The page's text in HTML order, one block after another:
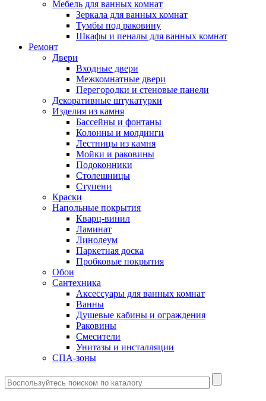
Мебель для ванных комнат
Зеркала для ванных комнат
Тумбы под раковину
Шкафы и пеналы для ванных комнат
Ремонт
Двери
Входные двери
Межкомнатные двери
Перегородки и стеновые панели
Декоративные штукатурки
Изделия из камня
Бассейны и фонтаны
Колонны и молдинги
Лестницы из камня
Мойки и раковины
Подоконники
Столешницы
Ступени
Краски
Напольные покрытия
Кварц-винил
Ламинат
Линолеум
Паркетная доска
Пробковые покрытия
Обои
Сантехника
Аксессуары для ванных комнат
Ванны
Душевые кабины и ограждения
Раковины
Смесители
Унитазы и инсталляции
СПА-зоны